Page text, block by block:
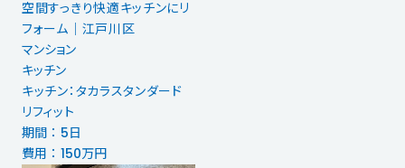
空間すっきり快適キッチンにリ
フォーム｜江戸川区
マンション
キッチン
キッチン：タカラスタンダード
リフィット
期間 ： 5日
費用 ： 150万円